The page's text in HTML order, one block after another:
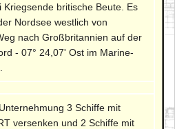
Kriegsende britische Beute. Es
Nordsee westlich von
nach Großbritannien auf der
- 07° 24,07' Ost im Marine-
3 Schiffe mit
versenken und 2 Schiffe mit